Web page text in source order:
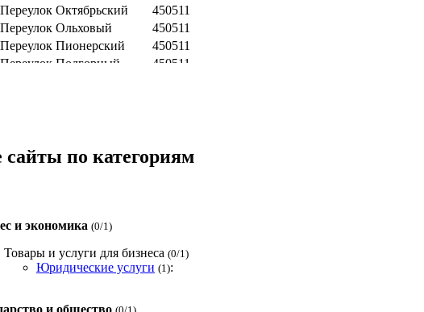
Переулок Октябрьский
450511
Переулок Ольховый
450511
Переулок Пионерский
450511
Переулок Подгорный
450511
Переулок Тупиковый
450511
450511
Улица
Улица Вишневая
450511
Улица Георгиевская
450511
сайты по категориям
и экономика (0/1)
Товары и услуги для бизнеса (0/1)
Юридические услуги (1):
и общество